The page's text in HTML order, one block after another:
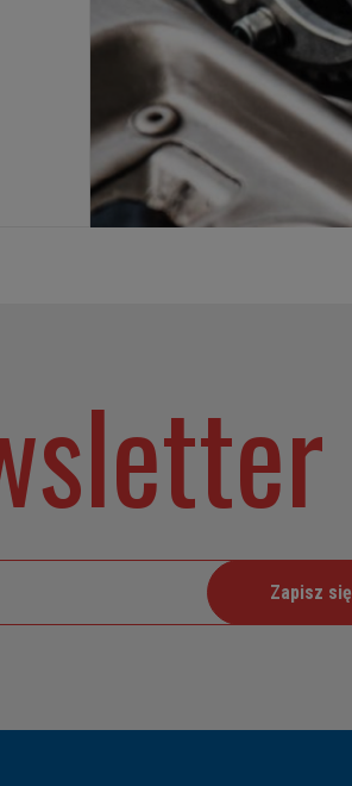
Zapisz się